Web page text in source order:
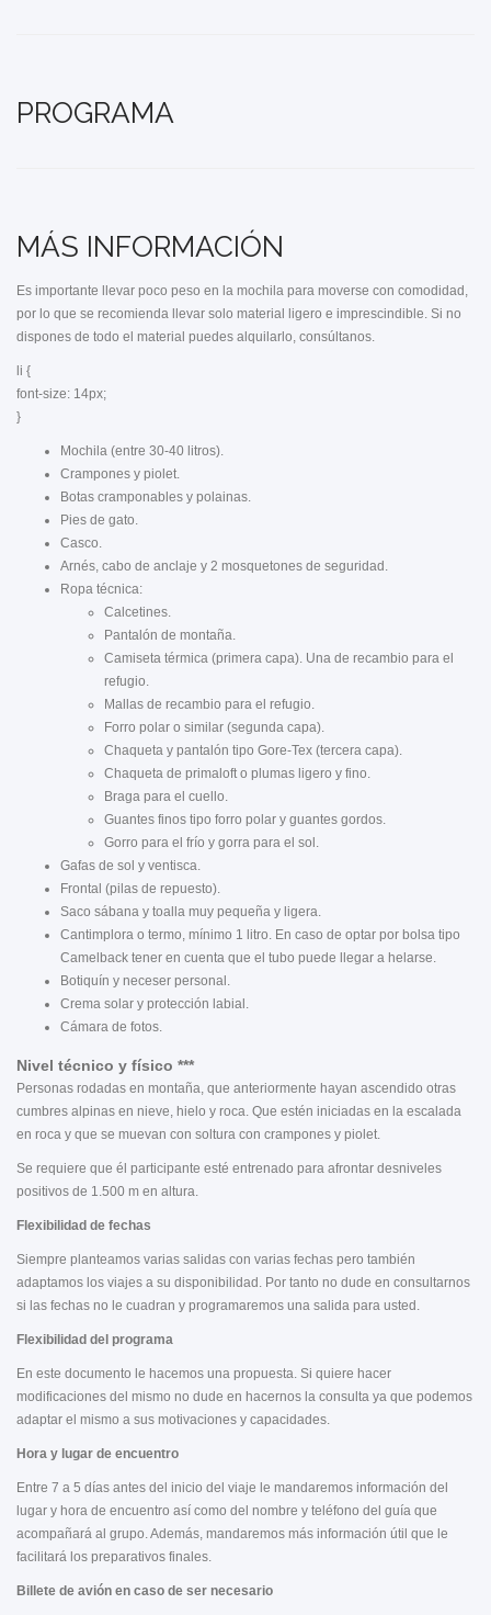
PROGRAMA
MÁS INFORMACIÓN
Es importante llevar poco peso en la mochila para moverse con comodidad,
por lo que se recomienda llevar solo material ligero e imprescindible. Si no
dispones de todo el material puedes alquilarlo, consúltanos.
li {
font-size: 14px;
}
Mochila (entre 30-40 litros).
Crampones y piolet.
Botas cramponables y polainas.
Pies de gato.
Casco.
Arnés, cabo de anclaje y 2 mosquetones de seguridad.
Ropa técnica:
Calcetines.
Pantalón de montaña.
Camiseta térmica (primera capa). Una de recambio para el
refugio.
Mallas de recambio para el refugio.
Forro polar o similar (segunda capa).
Chaqueta y pantalón tipo Gore-Tex (tercera capa).
Chaqueta de primaloft o plumas ligero y fino.
Braga para el cuello.
Guantes finos tipo forro polar y guantes gordos.
Gorro para el frío y gorra para el sol.
Gafas de sol y ventisca.
Frontal (pilas de repuesto).
Saco sábana y toalla muy pequeña y ligera.
Cantimplora o termo, mínimo 1 litro. En caso de optar por bolsa tipo
Camelback tener en cuenta que el tubo puede llegar a helarse.
Botiquín y neceser personal.
Crema solar y protección labial.
Cámara de fotos.
Nivel técnico y físico ***
Personas rodadas en montaña, que anteriormente hayan ascendido otras
cumbres alpinas en nieve, hielo y roca. Que estén iniciadas en la escalada
en roca y que se muevan con soltura con crampones y piolet.
Se requiere que él participante esté entrenado para afrontar desniveles
positivos de 1.500 m en altura.
Flexibilidad de fechas
Siempre planteamos varias salidas con varias fechas pero también
adaptamos los viajes a su disponibilidad. Por tanto no dude en consultarnos
si las fechas no le cuadran y programaremos una salida para usted.
Flexibilidad del programa
En este documento le hacemos una propuesta. Si quiere hacer
modificaciones del mismo no dude en hacernos la consulta ya que podemos
adaptar el mismo a sus motivaciones y capacidades.
Hora y lugar de encuentro
Entre 7 a 5 días antes del inicio del viaje le mandaremos información del
lugar y hora de encuentro así como del nombre y teléfono del guía que
acompañará al grupo. Además, mandaremos más información útil que le
facilitará los preparativos finales.
Billete de avión en caso de ser necesario